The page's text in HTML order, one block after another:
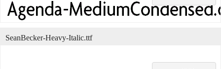
SeanBecker-Heavy-Italic.ttf